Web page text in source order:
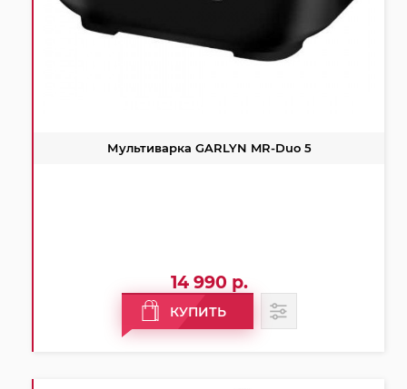
Мультиварка GARLYN MR-Duo 5
14 990 р.
КУПИТЬ